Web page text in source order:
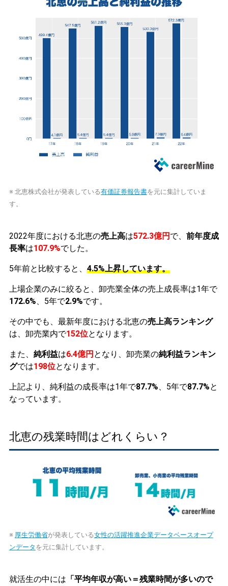
※ 北恵株式会社が発表している有価証券報告書を元に集計していま
す。
2022年度における北恵の売上高は572.3億円 で、 前年度成
長率は107.9%でした。
5年前と比較すると、 4.5%上昇しています。
上場企業のみに絞ると、卸売業全体の売上成長率は1年で
172.6%、5年で2.9%です。
その中でも、最新年度における北恵の売上高ランキング
は、卸売業内で152位となります。
また、 純利益は6.4億円 となり、卸売業の純利益ランキン
グでは198位となります。
上記より、純利益の成長率は1年で87.7%、5年で87.7%と
なっています。
北恵の残業時間はどれくらい？
※ 厚生労働省が発表している女性の活躍推進企業データベースオープ
ンデータ を元に集計しています。
就活生の中には 「平均年収が高い＝残業時間が多いので